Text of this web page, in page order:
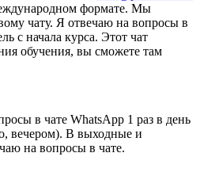
формате. Мы
чату. Я отвечаю на вопросы в
с начала курса. Этот чат
обучения, вы сможете там
в чате WhatsApp 1 раз в день
вечером). В выходные и
на вопросы в чате.